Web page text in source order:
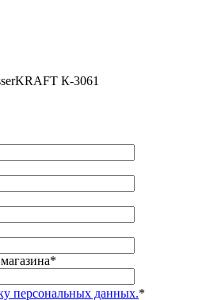
К-3061
*
персональных данных.*